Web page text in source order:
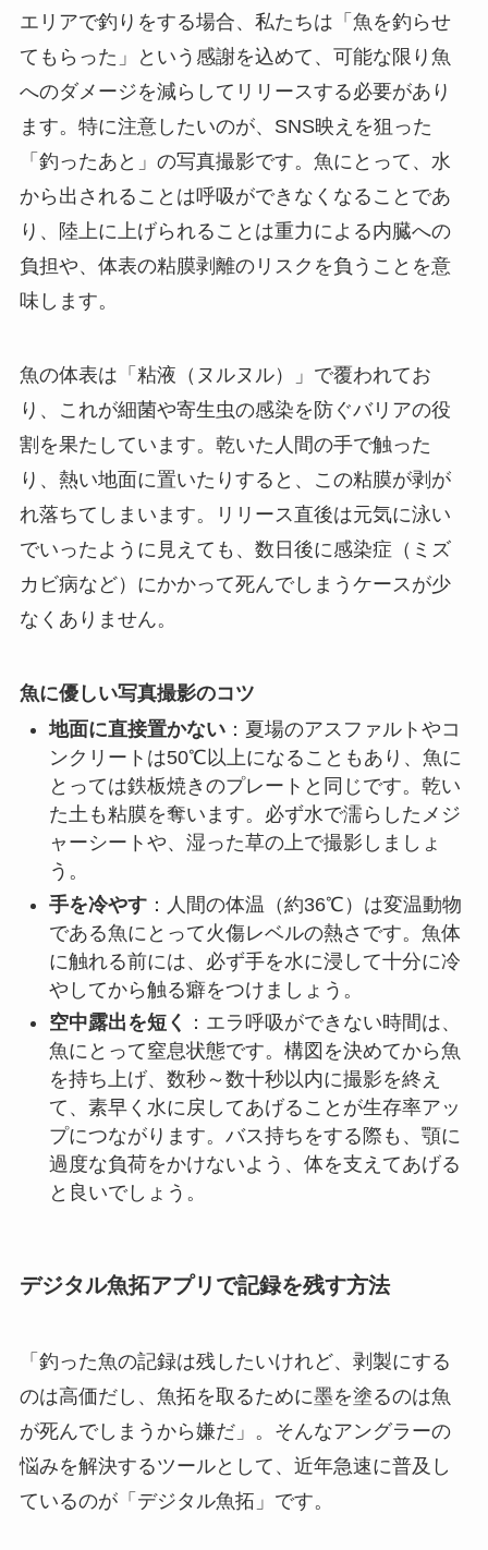
エリアで釣りをする場合、私たちは「魚を釣らせ
てもらった」という感謝を込めて、可能な限り魚
へのダメージを減らしてリリースする必要があり
ます。特に注意したいのが、SNS映えを狙った
「釣ったあと」の写真撮影です。魚にとって、水
から出されることは呼吸ができなくなることであ
り、陸上に上げられることは重力による内臓への
負担や、体表の粘膜剥離のリスクを負うことを意
味します。
魚の体表は「粘液（ヌルヌル）」で覆われてお
り、これが細菌や寄生虫の感染を防ぐバリアの役
割を果たしています。乾いた人間の手で触った
り、熱い地面に置いたりすると、この粘膜が剥が
れ落ちてしまいます。リリース直後は元気に泳い
でいったように見えても、数日後に感染症（ミズ
カビ病など）にかかって死んでしまうケースが少
なくありません。
魚に優しい写真撮影のコツ
地面に直接置かない：夏場のアスファルトやコ
ンクリートは50℃以上になることもあり、魚に
とっては鉄板焼きのプレートと同じです。乾い
た土も粘膜を奪います。必ず水で濡らしたメジ
ャーシートや、湿った草の上で撮影しましょ
う。
手を冷やす：人間の体温（約36℃）は変温動物
である魚にとって火傷レベルの熱さです。魚体
に触れる前には、必ず手を水に浸して十分に冷
やしてから触る癖をつけましょう。
空中露出を短く
：エラ呼吸ができない時間は、
魚にとって窒息状態です。構図を決めてから魚
を持ち上げ、数秒～数十秒以内に撮影を終え
て、素早く水に戻してあげることが生存率アッ
プにつながります。バス持ちをする際も、顎に
過度な負荷をかけないよう、体を支えてあげる
と良いでしょう。
デジタル魚拓アプリで記録を残す方法
「釣った魚の記録は残したいけれど、剥製にする
のは高価だし、魚拓を取るために墨を塗るのは魚
が死んでしまうから嫌だ」。そんなアングラーの
悩みを解決するツールとして、近年急速に普及し
ているのが「デジタル魚拓」です。